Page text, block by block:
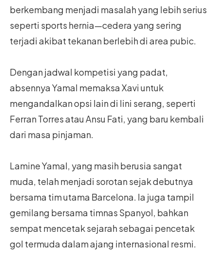
berkembang menjadi masalah yang lebih serius
seperti sports hernia—cedera yang sering
terjadi akibat tekanan berlebih di area pubic.
Dengan jadwal kompetisi yang padat,
absennya Yamal memaksa Xavi untuk
mengandalkan opsi lain di lini serang, seperti
Ferran Torres atau Ansu Fati, yang baru kembali
dari masa pinjaman.
Lamine Yamal, yang masih berusia sangat
muda, telah menjadi sorotan sejak debutnya
bersama tim utama Barcelona. Ia juga tampil
gemilang bersama timnas Spanyol, bahkan
sempat mencetak sejarah sebagai pencetak
gol termuda dalam ajang internasional resmi.